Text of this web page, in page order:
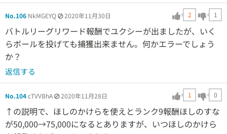
No.106 NkMGEYQ 2020年11月30日 2 1
バトルリーグリワード報酬でユクシーが出ましたが、いく
らボールを投げても捕獲出来ません。何かエラーでしょう
か？
返信する
No.104cTVVBhA 2020年11月28日 1 0
↑の説明で、ほしのかけらを使えとランク9報酬ほしのすな
が50,000→75,000になるとありますが、いつほしのかけら